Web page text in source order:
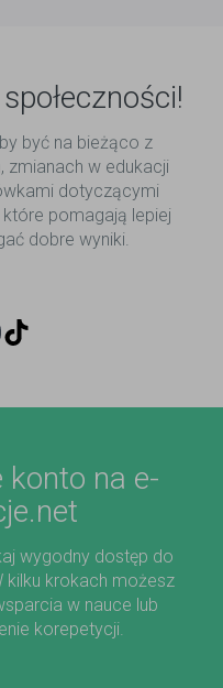
być na bieżąco z
zmianach w edukacji
dotyczącymi
które pomagają lepiej
dobre wyniki.
GitHub
konto na e-
wygodny dostęp do
kilku krokach możesz
w nauce lub
korepetycji.